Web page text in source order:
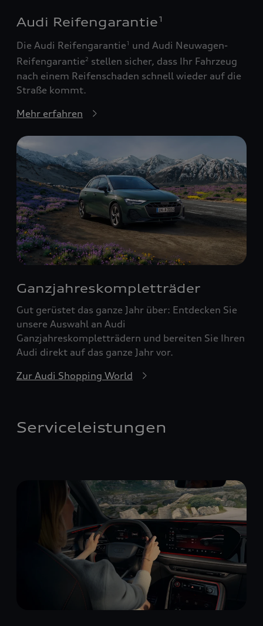
Audi Reifengarantie 1
Die Audi Reifengarantie1
und Audi Neuwagen-
Reifengarantie2 stellen sicher, dass Ihr Fahrzeug
nach einem Reifenschaden schnell wieder auf die
Straße kommt.
Mehr erfahren
Ganzjahreskompletträder
Gut gerüstet das ganze Jahr über: Entdecken Sie
unsere Auswahl an Audi
Ganzjahreskompletträdern und bereiten Sie Ihren
Audi direkt auf das ganze Jahr vor.
Zur Audi Shopping World
Serviceleistungen